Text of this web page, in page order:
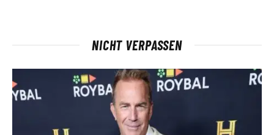
NICHT VERPASSEN